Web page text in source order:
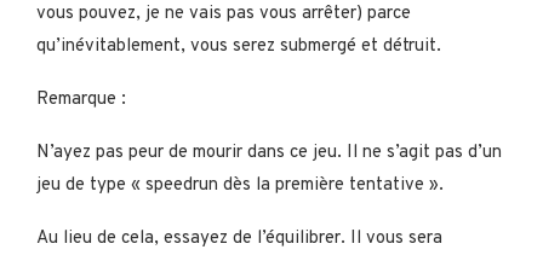
vous pouvez, je ne vais pas vous arrêter) parce
qu’inévitablement, vous serez submergé et détruit.
Remarque :
N’ayez pas peur de mourir dans ce jeu. Il ne s’agit pas d’un
jeu de type « speedrun dès la première tentative ».
Au lieu de cela, essayez de l’équilibrer. Il vous sera